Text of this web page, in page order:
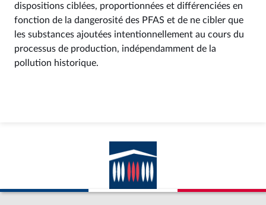
dispositions ciblées, proportionnées et différenciées en
fonction de la dangerosité des PFAS et de ne cibler que
les substances ajoutées intentionnellement au cours du
processus de production, indépendamment de la
pollution historique.